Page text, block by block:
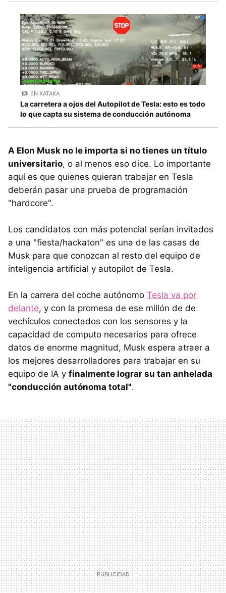
EN XATAKA
La carretera a ojos del Autopilot de Tesla: esto es todo
lo que capta su sistema de conducción autónoma
A Elon Musk no le importa si no tienes un título
universitario, o al menos eso dice. Lo importante
aquí es que quienes quieran trabajar en Tesla
deberán pasar una prueba de programación
"hardcore".
Los candidatos con más potencial serían invitados
a una "fiesta/hackaton" es una de las casas de
Musk para que conozcan al resto del equipo de
inteligencia artificial y autopilot de Tesla.
En la carrera del coche autónomo Tesla va por
delante, y con la promesa de ese millón de de
vechículos conectados con los sensores y la
capacidad de computo necesarios para ofrece
datos de enorme magnitud, Musk espera atraer a
los mejores desarrolladores para trabajar en su
equipo de IA y finalmente lograr su tan anhelada
"conducción autónoma total".